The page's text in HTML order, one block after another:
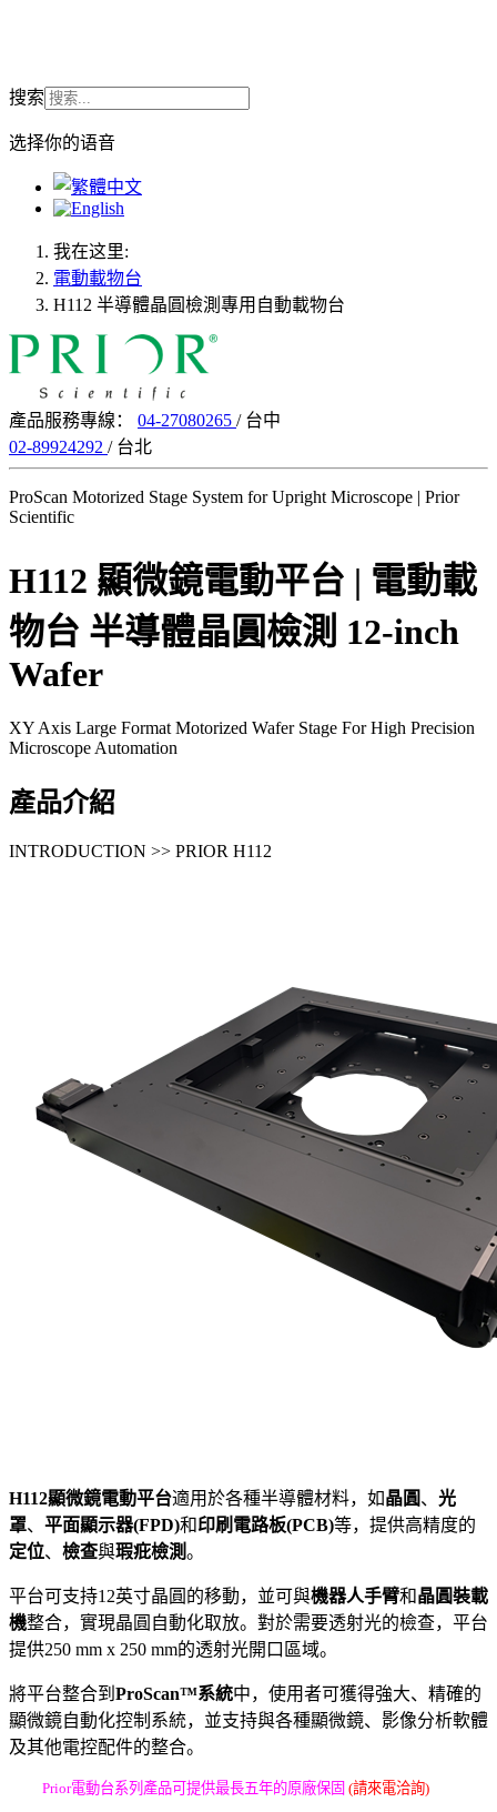
搜索
选择你的语音
我在这里:
電動載物台
H112 半導體晶圓檢測專用自動載物台
產品服務專線： 04-27080265 / 台中
02-89924292 / 台北
ProScan Motorized Stage System for Upright Microscope | Prior
Scientific
H112 顯微鏡電動平台 | 電動載
物台 半導體晶圓檢測 12-inch
Wafer
XY Axis Large Format Motorized Wafer Stage For High Precision
Microscope Automation
產品介紹
INTRODUCTION >> PRIOR H112
H112顯微鏡電動平台適用於各種半導體材料，如晶圓、 光
罩、 平面顯示器(FPD)和印刷電路板(PCB)等，提供高精度的
定位、 檢查與瑕疪檢測。
平台可支持12英寸晶圓的移動，並可與機器人手臂和晶圓裝載
機整合，實現晶圓自動化取放。對於需要透射光的檢查，平台
提供250 mm x 250 mm的透射光開口區域。
將平台整合到 ProScan™系統中，使用者可獲得強大、精確的
顯微鏡自動化控制系統，並支持與各種顯微鏡、影像分析軟體
及其他電控配件的整合。
Prior電動台系列產品可提供最長五年的原廠保固 (請來電洽詢)